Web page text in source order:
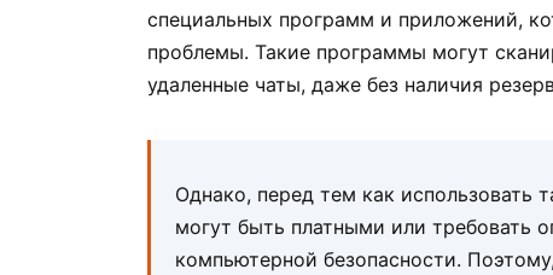
специальных программ и приложений,
проблемы. Такие программы могут
удаленные чаты, даже без наличия
Однако, перед тем как использовать
могут быть платными или требовать
компьютерной безопасности.